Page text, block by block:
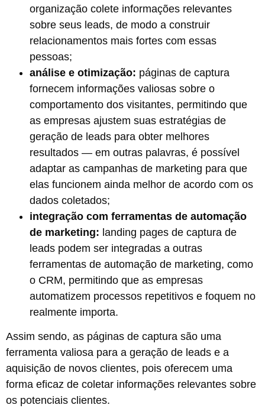
organização colete informações relevantes
sobre seus leads, de modo a construir
relacionamentos mais fortes com essas
pessoas;
análise e otimização: páginas de captura
fornecem informações valiosas sobre o
comportamento dos visitantes, permitindo que
as empresas ajustem suas estratégias de
geração de leads para obter melhores
resultados — em outras palavras, é possível
adaptar as campanhas de marketing para que
elas funcionem ainda melhor de acordo com os
dados coletados;
integração com ferramentas de automação
de marketing: landing pages de captura de
leads podem ser integradas a outras
ferramentas de automação de marketing, como
o CRM, permitindo que as empresas
automatizem processos repetitivos e foquem no
realmente importa.
Assim sendo, as páginas de captura são uma
ferramenta valiosa para a geração de leads e a
aquisição de novos clientes, pois oferecem uma
forma eficaz de coletar informações relevantes sobre
os potenciais clientes.